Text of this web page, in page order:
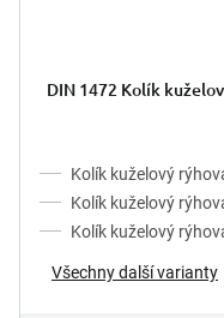
DIN 1472 Kolík
Kolík kuželový
Kolík kuželový
Kolík kuželový
Všechny další varianty